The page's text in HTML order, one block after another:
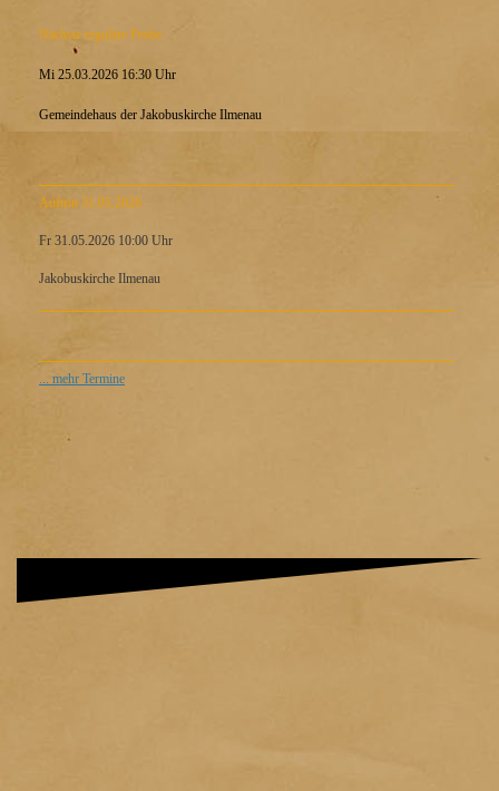
Nächste reguläre Probe
Mi 25.03.2026 16:30 Uhr
Gemeindehaus der Jakobuskirche Ilmenau
Auftritt 31.05.2026
Fr 31.05.2026 10:00 Uhr
Jakobuskirche Ilmenau
... mehr Termine